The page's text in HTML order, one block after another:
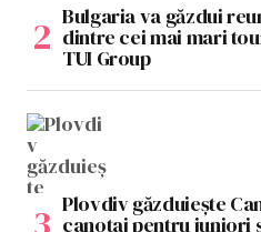
Bulgaria va găzdui
dintre cei mai mari
TUI Group
Plovdiv găzduiește
canotaj pentru juniori